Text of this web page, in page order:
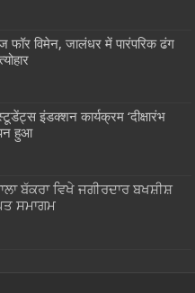
फॉर विमेन, जालंधर में पारंपरिक ढंग
स्टूडेंट्स इंडक्शन कार्यक्रम ‘दीक्षारंभ
हुआ
ਬੱਕਰਾ ਵਿਖੇ ਜਗੀਰਦਾਰ ਬਖਸ਼ੀਸ਼
ਸਮਾਗਮ